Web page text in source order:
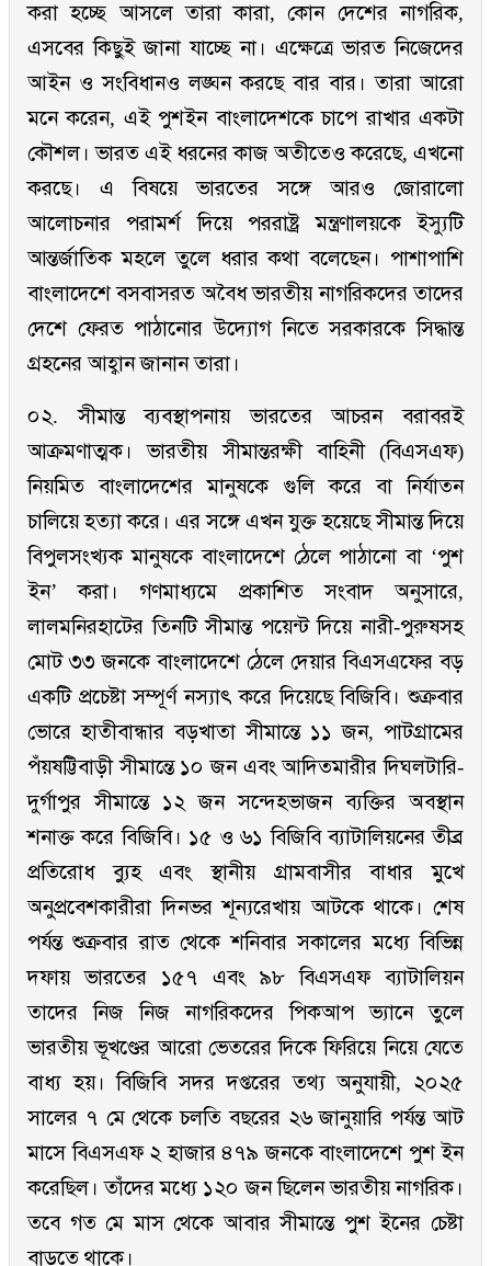
করা হচ্ছে আসলে তারা কারা, কোন দেশের নাগরিক,
এসবের কিছুই জানা যাচ্ছে না। এক্ষেত্রে ভারত নিজেদের
আইন ও সংবিধানও লঙ্ঘন করছে বার বার। তারা আরো
মনে করেন, এই পুশইন বাংলাদেশকে চাপে রাখার একটা
কৌশল। ভারত এই ধরনের কাজ অতীতেও করেছে, এখনো
করছে। এ বিষয়ে ভারতের সঙ্গে আরও জোরালো
আলোচনার পরামর্শ দিয়ে পররাষ্ট্র মন্ত্রণালয়কে ইস্যুটি
আন্তর্জাতিক মহলে তুলে ধরার কথা বলেছেন। পাশাপাশি
বাংলাদেশে বসবাসরত অবৈধ ভারতীয় নাগরিকদের তাদের
দেশে ফেরত পাঠানোর উদ্যোগ নিতে সরকারকে সিদ্ধান্ত
গ্রহনের আহ্বান জানান তারা।
০২. সীমান্ত ব্যবস্থাপনায় ভারতের আচরন বরাবরই
আক্রমণাত্মক। ভারতীয় সীমান্তরক্ষী বাহিনী (বিএসএফ)
নিয়মিত বাংলাদেশের মানুষকে গুলি করে বা নির্যাতন
চালিয়ে হত্যা করে। এর সঙ্গে এখন যুক্ত হয়েছে সীমান্ত দিয়ে
বিপুলসংখ্যক মানুষকে বাংলাদেশে ঠেলে পাঠানো বা ‘পুশ
ইন’ করা। গণমাধ্যমে প্রকাশিত সংবাদ অনুসারে,
লালমনিরহাটের তিনটি সীমান্ত পয়েন্ট দিয়ে নারী-পুরুষসহ
মোট ৩৩ জনকে বাংলাদেশে ঠেলে দেয়ার বিএসএফের বড়
একটি প্রচেষ্টা সম্পূর্ণ নস্যাৎ করে দিয়েছে বিজিবি। শুক্রবার
ভোরে হাতীবান্ধার বড়খাতা সীমান্তে ১১ জন, পাটগ্রামের
পঁয়ষট্টিবাড়ী সীমান্তে ১০ জন এবং আদিতমারীর দিঘলটারি-
দুর্গাপুর সীমান্তে ১২ জন সন্দেহভাজন ব্যক্তির অবস্থান
শনাক্ত করে বিজিবি। ১৫ ও ৬১ বিজিবি ব্যাটালিয়নের তীব্র
প্রতিরোধ ব্যুহ এবং স্থানীয় গ্রামবাসীর বাধার মুখে
অনুপ্রবেশকারীরা দিনভর শূন্যরেখায় আটকে থাকে। শেষ
পর্যন্ত শুক্রবার রাত থেকে শনিবার সকালের মধ্যে বিভিন্ন
দফায় ভারতের ১৫৭ এবং ৯৮ বিএসএফ ব্যাটালিয়ন
তাদের নিজ নিজ নাগরিকদের পিকআপ ভ্যানে তুলে
ভারতীয় ভূখণ্ডের আরো ভেতরের দিকে ফিরিয়ে নিয়ে যেতে
বাধ্য হয়। বিজিবি সদর দপ্তরের তথ্য অনুযায়ী, ২০২৫
সালের ৭ মে থেকে চলতি বছরের ২৬ জানুয়ারি পর্যন্ত আট
মাসে বিএসএফ ২ হাজার ৪৭৯ জনকে বাংলাদেশে পুশ ইন
করেছিল। তাঁদের মধ্যে ১২০ জন ছিলেন ভারতীয় নাগরিক।
তবে গত মে মাস থেকে আবার সীমান্তে পুশ ইনের চেষ্টা
বাড়তে থাকে।